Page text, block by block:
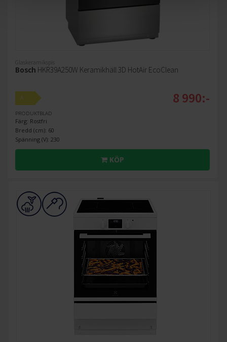
Glaskeramikspis
Bosch HKR39A250W Keramikhäll 3D HotAir EcoClean
A
PRODUKTBLAD
Färg: Rostfri
Bredd (cm): 60
Spänning (V): 230
8 990:-
KÖP